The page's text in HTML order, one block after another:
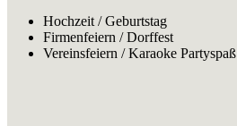
Hochzeit / Geburtstag
Firmenfeiern / Dorffest
Vereinsfeiern / Karaoke Partyspaß